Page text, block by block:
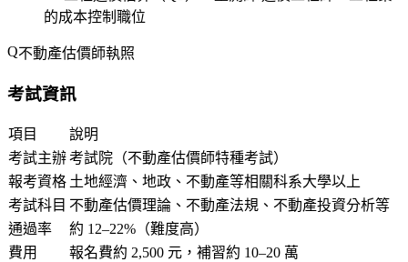
的成本控制職位
不動產估價師執照
考試資訊
項目
說明
考試主辦考試院（不動產估價師特種考試）
報考資格 土地經濟、地政、不動產等相關科系大學以上
考試科目 不動產估價理論、不動產法規、不動產投資分析等
通過率
約 12–22%（難度高）
費用
報名費約 2,500 元，補習約 10–20 萬